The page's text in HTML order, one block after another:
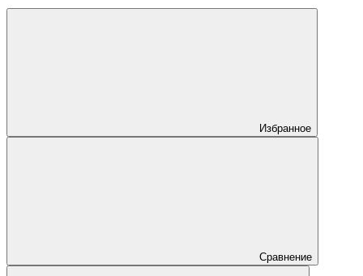
Избранное
Сравнение